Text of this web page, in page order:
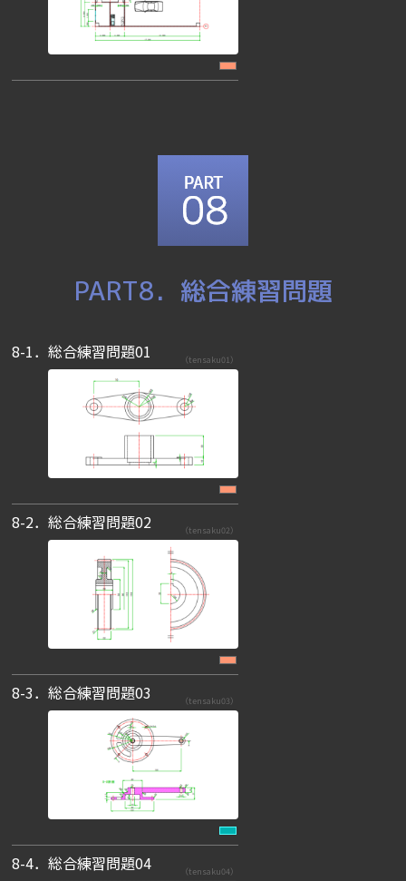
PART8．総合練習問題
8-1．総合練習問題01 （tensaku01）
8-2．総合練習問題02 （tensaku02）
8-3．総合練習問題03 （tensaku03）
8-4．総合練習問題04 （tensaku04）